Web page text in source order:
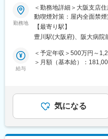
手数料の20％を還元。四
が可能です。一般職平均
均185万円（年間実績）
価する風土があります。
■当社の魅力：
当社は創業からわずか15
手当など福利厚生も充実
も実現できる環境です。
変更の範囲：会社の定め
■職務概要：
当社は累計引渡し棟数14
ディングカンパニーです。
生命保険の提案先を自ら
するお客様のライフプラ
住宅ローン・火災保険・
様の住まいと人生を支え
・住宅購入を検討するお
対応
・住宅ローンや住宅資金
勤務地
＜勤務地詳細＞大阪支店
動喫煙対策：屋内全面禁
【最寄り駅】
豊川駅(大阪府)、阪大病院
給与
＜予定年収＞500万円～
＞月額（基本給）：
す。■昇給：年1回（6月
賃金はあくまでも目安の
性があります。月給(月額)
気になる